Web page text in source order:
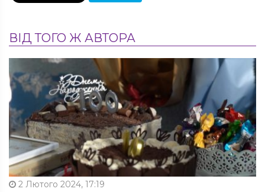
ВІД ТОГО Ж АВТОРА
2 Лютого 2024, 17:19